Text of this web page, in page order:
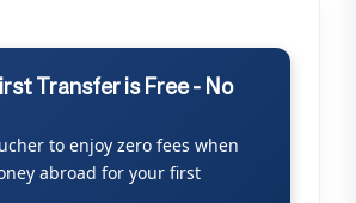
Transfer is Free - No
to enjoy zero fees when
abroad for your first